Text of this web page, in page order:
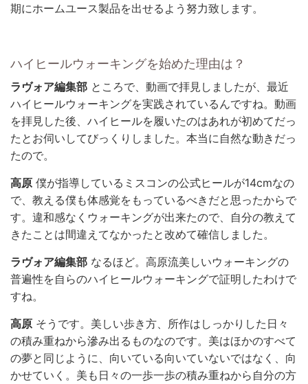
期にホームユース製品を出せるよう努力致します。
ハイヒールウォーキングを始めた理由は？
ラヴォア編集部 ところで、動画で拝見しましたが、最近
ハイヒールウォーキングを実践されているんですね。動画
を拝見した後、ハイヒールを履いたのはあれが初めてだっ
たとお伺いしてびっくりしました。本当に自然な動きだっ
たので。
高原 僕が指導しているミスコンの公式ヒールが14cmなの
で、教える僕も体感覚をもっているべきだと思ったからで
す。違和感なくウォーキングが出来たので、自分の教えて
きたことは間違えてなかったと改めて確信しました。
ラヴォア編集部 なるほど。高原流美しいウォーキングの
普遍性を自らのハイヒールウォーキングで証明したわけで
すね。
高原 そうです。美しい歩き方、所作はしっかりした日々
の積み重ねから滲み出るものなのです。美はほかのすべて
の夢と同じように、向いている向いていないではなく、向
かせていく。美も日々の一歩一歩の積み重ねから自分の方